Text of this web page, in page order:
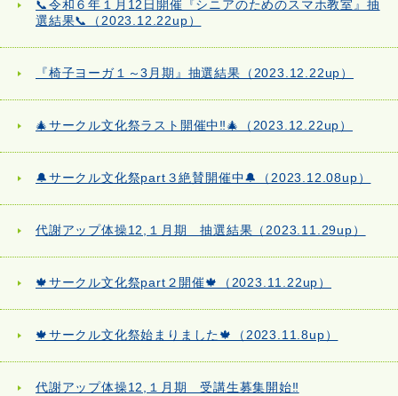
📞令和６年１月12日開催『シニアのためのスマホ教室』抽
選結果📞（2023.12.22up）
『椅子ヨーガ１～3月期』抽選結果（2023.12.22up）
🎄サークル文化祭ラスト開催中‼🎄（2023.12.22up）
🔔サークル文化祭part３絶賛開催中🔔（2023.12.08up）
代謝アップ体操12,１月期 抽選結果（2023.11.29up）
🍁サークル文化祭part２開催🍁（2023.11.22up）
🍁サークル文化祭始まりました🍁（2023.11.8up）
代謝アップ体操12,１月期 受講生募集開始‼